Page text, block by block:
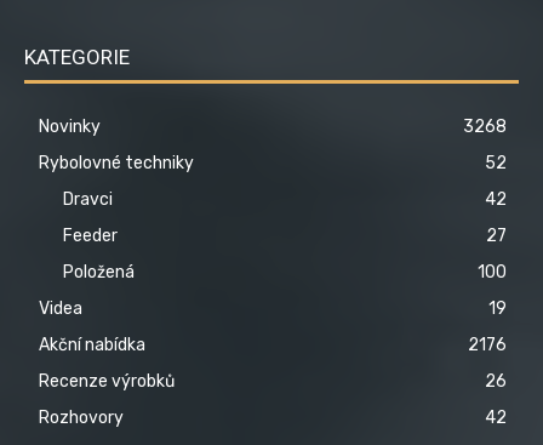
KATEGORIE
Novinky
3268
Rybolovné techniky
52
Dravci
42
Feeder
27
Položená
100
Videa
19
Akční nabídka
2176
Recenze výrobků
26
Rozhovory
42